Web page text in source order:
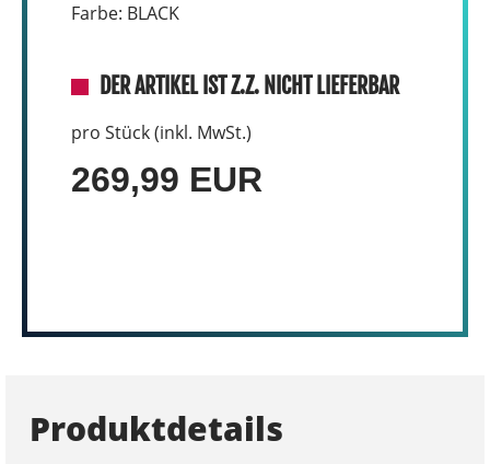
Farbe: BLACK
DER ARTIKEL IST Z.Z. NICHT LIEFERBAR
pro Stück (inkl. MwSt.)
269,99 EUR
Produktdetails